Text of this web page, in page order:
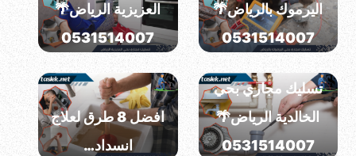
اليرموك بالرياض🌴
0531514007
العزيزية الرياض🌴
0531514007
تسليك مجاري بحي
الخالدية الرياض🌴
0531514007
افضل 8 طرق لعلاج
انسداد…